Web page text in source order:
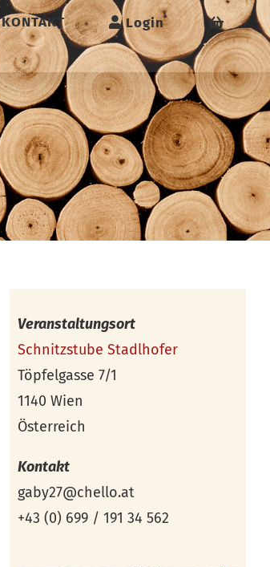
KONTAKT Login
Veranstaltungsort
Schnitzstube Stadlhofer
Töpfelgasse 7/1
1140 Wien
Österreich
Kontakt
gaby27@chello.at
+43 (0) 699 / 191 34 562